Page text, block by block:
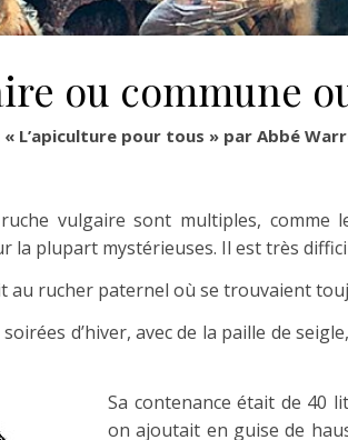
ou commune
L’apiculture pour tous » par Abbé
vulgaire sont multiples, comme
la plupart mystérieuses. Il est très
au rucher paternel où se trouvaient
d’hiver, avec de la paille de
Sa contenance était de 40
on ajoutait en guise de